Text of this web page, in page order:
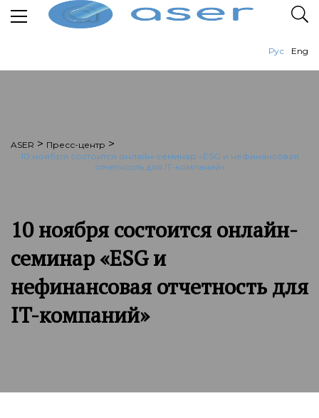
Рус Eng
ASER > Пресс-центр >
10 ноября состоится онлайн-семинар «ESG и нефинансовая
отчетность для IT-компаний»
10 ноября состоится онлайн-
семинар «ESG и
нефинансовая отчетность для
IT-компаний»